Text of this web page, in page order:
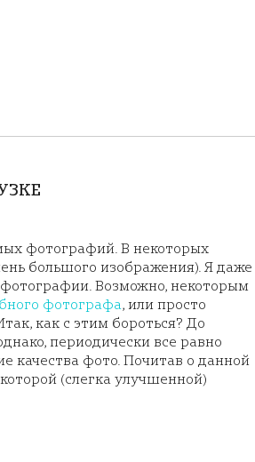
фотографий. В некоторых
большого изображения). Я даже
Возможно, некоторым
фотографа, или просто
как с этим бороться? До
периодически все равно
качества фото. Почитав о данной
(слегка улучшенной)